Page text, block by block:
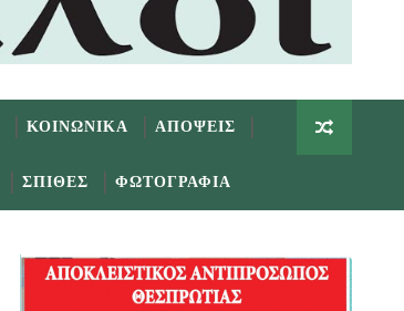
ΚΟΙΝΩΝΙΚΑ ΑΠΟΨΕΙΣ
ΣΠΙΘΕΣ ΦΩΤΟΓΡΑΦΙΑ